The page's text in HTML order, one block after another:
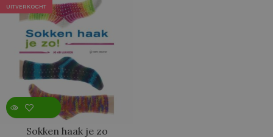
UITVERKOCHT
Sokken haak je zo